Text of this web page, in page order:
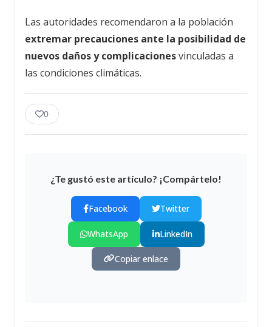
Las autoridades recomendaron a la población
extremar precauciones ante la posibilidad de
nuevos daños y complicacionesvinculadas a
las condiciones climáticas.
0
¿Te gustó este artículo? ¡Compártelo!
Facebook Twitter
WhatsApp LinkedIn
Copiar enlace